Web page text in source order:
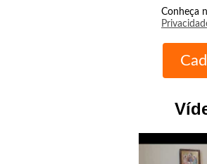
Conheça